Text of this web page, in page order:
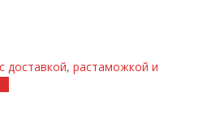
доставкой, растаможкой и